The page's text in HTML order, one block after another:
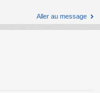
Aller au message